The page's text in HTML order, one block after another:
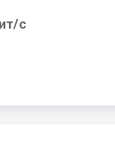
с